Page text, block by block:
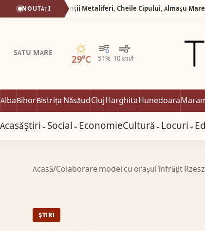
NOUTĂȚI Silva Logistic Services.
SATU MARE
29°C 51% 10 km/h
Senin
AlbaBihorBistrița NăsăudClujHarghitaHunedoara
AcasăȘtiri⌄Social⌄EconomieCultură⌄Locuri⌄
Acasă/Colaborare model cu oraşul înfrăţit
ȘTIRI